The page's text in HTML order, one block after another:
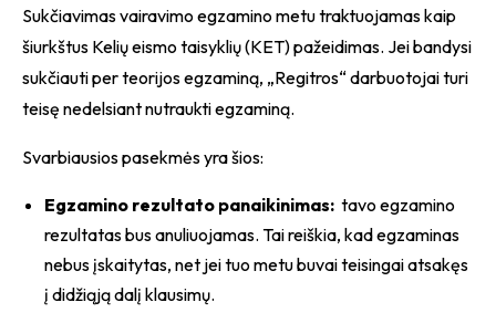
Sukčiavimas vairavimo egzamino metu traktuojamas kaip
šiurkštus Kelių eismo taisyklių (KET) pažeidimas. Jei bandysi
sukčiauti per teorijos egzaminą, „Regitros“ darbuotojai turi
teisę nedelsiant nutraukti egzaminą.
Svarbiausios pasekmės yra šios:
Egzamino rezultato panaikinimas: tavo egzamino
rezultatas bus anuliuojamas. Tai reiškia, kad egzaminas
nebus įskaitytas, net jei tuo metu buvai teisingai atsakęs
į didžiąją dalį klausimų.